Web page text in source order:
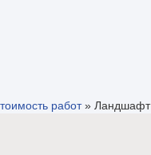
работ» Ландшафт